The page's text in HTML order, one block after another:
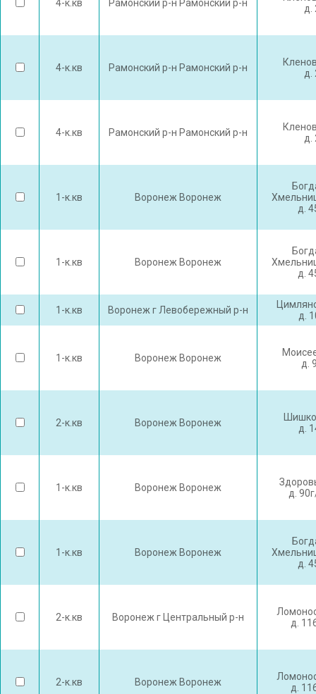
4-к.кв Рамонский р-н Рамонский р-н
д.
4-к.кв Рамонский р-н Рамонский р-н
д.
4-к.кв Рамонский р-н Рамонский р-н
д.
1-к.кв Воронеж Воронеж
д.
1-к.кв Воронеж Воронеж
д.
1-к.кв Воронеж г Левобережный р-н
д.
1-к.кв Воронеж Воронеж
д.
2-к.кв Воронеж Воронеж
д.
1-к.кв Воронеж Воронеж
д.
1-к.кв Воронеж Воронеж
д.
2-к.кв Воронеж г Центральный р-н
д.
2-к.кв Воронеж Воронеж
д.